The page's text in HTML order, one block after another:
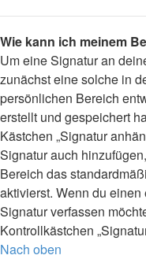
Wie kann ich meinem
Um eine Signatur an
zunächst eine solche in
persönlichen Bereich
erstellt und gespeichert
Kästchen „Signatur
Signatur auch
Bereich das
aktivierst. Wenn du
Signatur verfassen
Kontrollkästchen
Nach oben